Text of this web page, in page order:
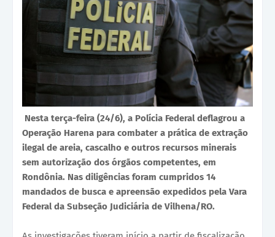
Nesta terça-feira (24/6), a Polícia Federal deflagrou a
Operação Harena para combater a prática de extração
ilegal de areia, cascalho e outros recursos minerais
sem autorização dos órgãos competentes, em
Rondônia. Nas diligências foram cumpridos 14
mandados de busca e apreensão expedidos pela Vara
Federal da Subseção Judiciária de Vilhena/RO.